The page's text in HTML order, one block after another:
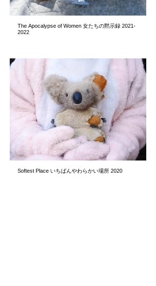
The Apocalypse of Women 女たちの黙示録 2021-
2022
Softest Place いちばんやわらかい場所 2020